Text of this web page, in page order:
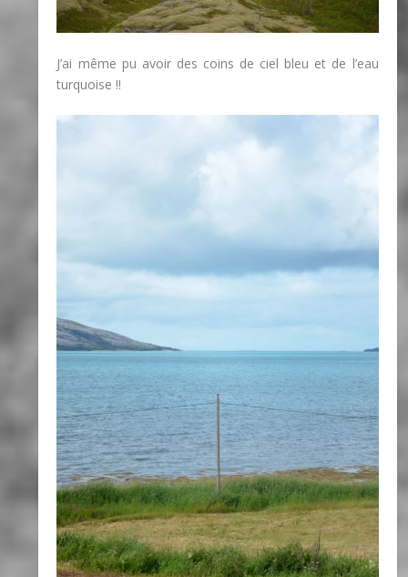
J’ai même pu avoir des coins de ciel bleu et de l’eau
turquoise !!